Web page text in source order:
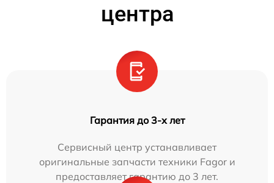
центра
Гарантия до 3-х лет
Сервисный центр устанавливает
оригинальные запчасти техники Fagor и
предоставляет гарантию до 3 лет.